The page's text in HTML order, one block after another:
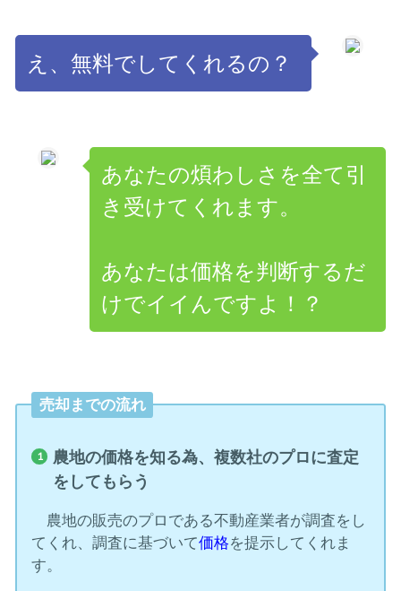
え、無料でしてくれるの？
あなたの煩わしさを全て引
き受けてくれます。
あなたは価格を判断するだ
けでイイんですよ！？
売却までの流れ
農地の価格を知る為、複数社のプロに査定
をしてもらう
農地の販売のプロである不動産業者が調査をし
てくれ、調査に基づいて価格を提示してくれま
す。